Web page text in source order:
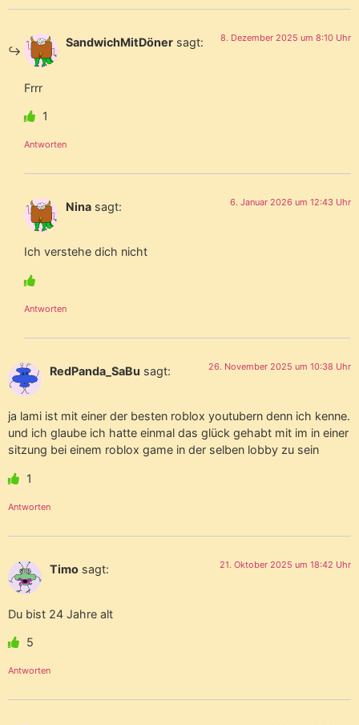
SandwichMitDöner sagt: 8. Dezember 2025 um 8:10 Uhr
Frrr
1
Antworten
Nina sagt: 6. Januar 2026 um 12:43 Uhr
Ich verstehe dich nicht
Antworten
RedPanda_SaBu sagt: 26. November 2025 um 10:38 Uhr
ja lami ist mit einer der besten roblox youtubern denn ich kenne.
und ich glaube ich hatte einmal das glück gehabt mit im in einer
sitzung bei einem roblox game in der selben lobby zu sein
1
Antworten
Timo sagt: 21. Oktober 2025 um 18:42 Uhr
Du bist 24 Jahre alt
5
Antworten